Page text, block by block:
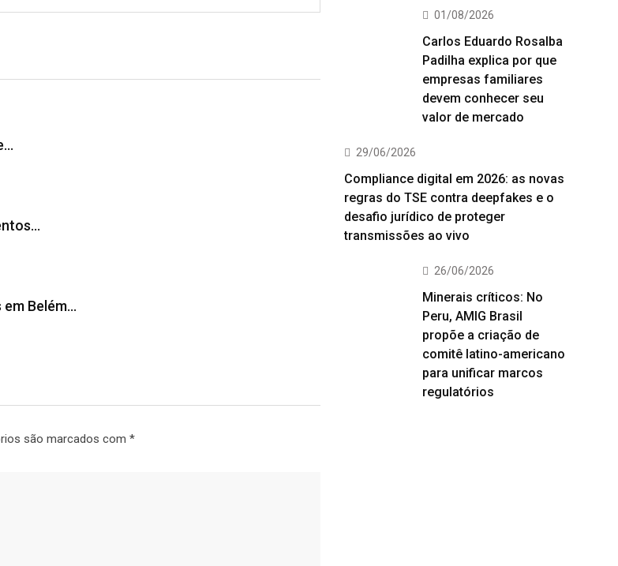
Belém…
são marcados com *
01/08/2026
Carlos Eduardo Rosalba
Padilha explica por que
empresas familiares
devem conhecer seu
valor de mercado
29/06/2026
Compliance digital em 2026: as novas
regras do TSE contra deepfakes e o
desafio jurídico de proteger
transmissões ao vivo
26/06/2026
Minerais críticos: No
Peru, AMIG Brasil
propõe a criação de
comitê latino-americano
para unificar marcos
regulatórios